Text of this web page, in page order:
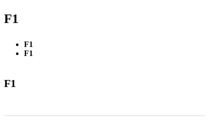
F1
F1
F1
F1